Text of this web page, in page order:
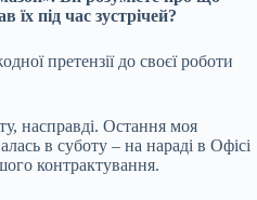
їх під час зустрічей?
претензії до своєї роботи
насправді. Остання моя
в суботу – на нараді в Офісі
контрактування.